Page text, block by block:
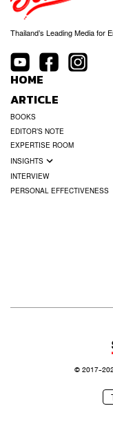
Thailand’s Leading Media for
HOME
ARTICLE
BOOKS
EDITOR’S NOTE
EXPERTISE ROOM
INSIGHTS
INTERVIEW
PERSONAL EFFECTIVENESS
© 2017-